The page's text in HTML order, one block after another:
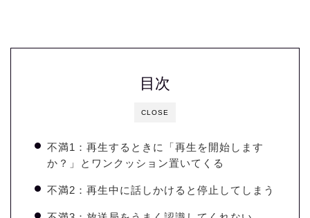
CLOSE
目次
不満1：再生するときに「再生を開始します
か？」とワンクッション置いてくる
不満2：再生中に話しかけると停止してしまう